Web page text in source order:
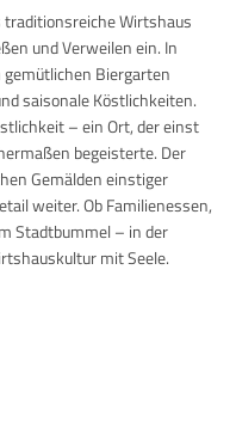
Wirtshaus
und Verweilen ein. In
Biergarten
saisonale Köstlichkeiten.
– ein Ort, der einst
begeisterte. Der
Gemälden einstiger
weiter. Ob Familienessen,
Stadtbummel – in der
mit Seele.